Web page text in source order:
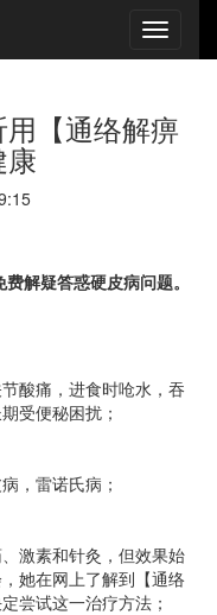
【通络解痹
解疑答惑硬皮病问题。
酸痛，进食时呛水，吞
受便秘困扰；
，雷诺氏病；
激素和针灸，但效果始
她在网上了解到【通络
尝试这一治疗方法；